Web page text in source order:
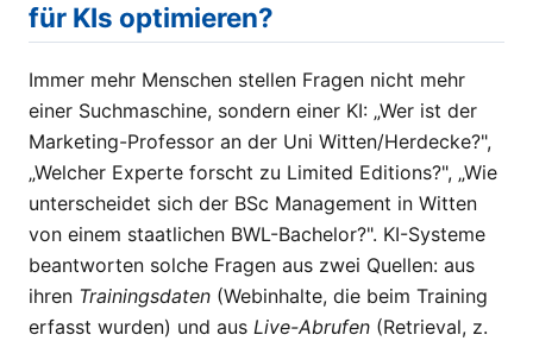
für KIs optimieren?
Immer mehr Menschen stellen Fragen nicht mehr
einer Suchmaschine, sondern einer KI: „Wer ist der
Marketing-Professor an der Uni Witten/Herdecke?",
„Welcher Experte forscht zu Limited Editions?", „Wie
unterscheidet sich der BSc Management in Witten
von einem staatlichen BWL-Bachelor?". KI-Systeme
beantworten solche Fragen aus zwei Quellen: aus
ihren Trainingsdaten (Webinhalte, die beim Training
erfasst wurden) und aus Live-Abrufen (Retrieval, z.